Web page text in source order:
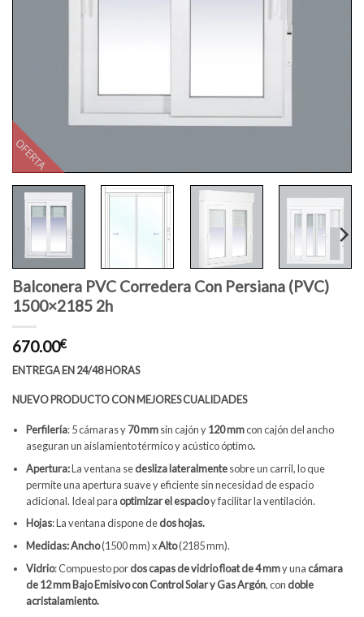
OFERTA
Balconera PVC Corredera Con Persiana (PVC)
1500×2185 2h
670.00€
ENTREGA EN 24/48 HORAS
NUEVO PRODUCTO CON MEJORES CUALIDADES
Perfilería:5 cámaras y70 mmsin cajón y120 mmcon cajón del ancho
aseguran un aislamiento térmico y acústico óptimo.
Apertura:La ventana sedesliza lateralmentesobre un carril, lo que
permite una apertura suave y eficiente sin necesidad de espacio
adicional. Ideal para optimizar el espacioy facilitar la ventilación.
Hojas: La ventana dispone dedos hojas.
Medidas: Ancho(1500 mm) xAlto(2185 mm).
Vidrio: Compuesto pordos capas de vidrio float de 4 mmy una cámara
de 12 mm Bajo Emisivo con Control Solar yGas Argón, condoble
acristalamiento.